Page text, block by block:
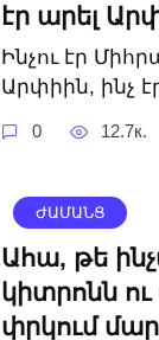
էր արել
Ինչու էր
Արփիին, ինչ
0 12.7к.
ԺԱՄԱՆՑ
Ահա, թե
կիտրոնն
փրկում